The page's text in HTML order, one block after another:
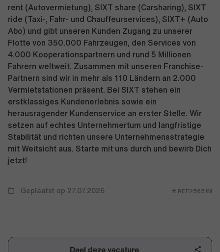
rent (Autovermietung), SIXT share (Carsharing), SIXT
ride (Taxi-, Fahr- und Chauffeurservices), SIXT+ (Auto
Abo) und gibt unseren Kunden Zugang zu unserer
Flotte von 350.000 Fahrzeugen, den Services von
4.000 Kooperationspartnern und rund 5 Millionen
Fahrern weltweit. Zusammen mit unseren Franchise-
Partnern sind wir in mehr als 110 Ländern an 2.000
Vermietstationen präsent. Bei SIXT stehen ein
erstklassiges Kundenerlebnis sowie ein
herausragender Kundenservice an erster Stelle. Wir
setzen auf echtes Unternehmertum und langfristige
Stabilität und richten unsere Unternehmensstrategie
mit Weitsicht aus. Starte mit uns durch und bewirb Dich
jetzt!
Geplaatst op 27.07.2026 # REF25651M
Deel deze vacature